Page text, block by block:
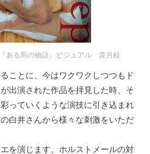
ある馬の物語』ビジュアル 音月桂
ことに、今はワクワクしつつもド
出演された作品を拝見した時、そ
っていくような演技に引き込まれ
白井さんから様々な刺激をいただ
を演じます。ホルストメールの対